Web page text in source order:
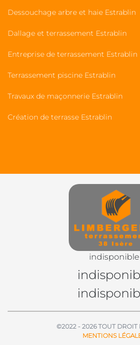
Dessouchage arbre et haie Estrablin
Dallage et terrassement Estrablin
Entreprise de terrassement Estrablin
Terrassement piscine Estrablin
Travaux de maçonnerie Estrablin
Création de terrasse Estrablin
indisponible
©2022 - 2026 TOUT DROIT
MENTIONS